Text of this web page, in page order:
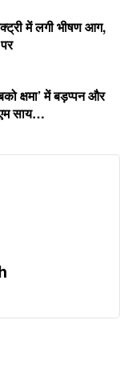
में लगी भीषण आग,
क्षमा’ में बड़प्पन और
साय…